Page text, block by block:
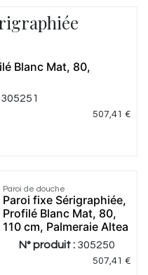
Blanc Mat, 80,
305251
507,41 €
Paroi de douche
Paroi fixe Sérigraphiée,
Profilé Blanc Mat, 80,
110 cm, Palmeraie Altea
N° produit : 305250
507,41 €